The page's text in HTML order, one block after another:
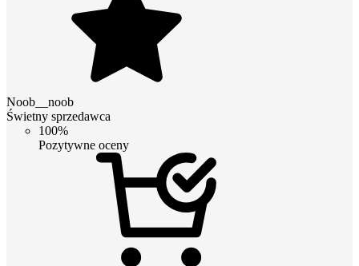
Noob__noob
Świetny sprzedawca
100%
Pozytywne oceny